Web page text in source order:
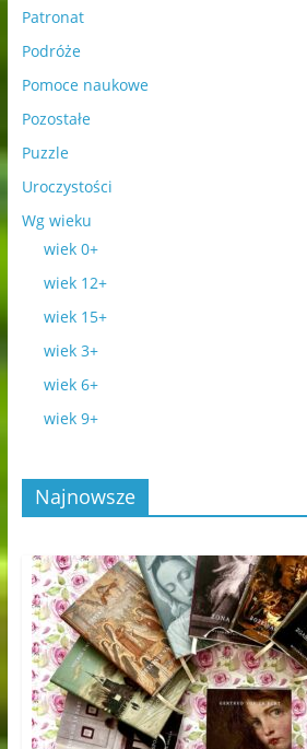
Patronat
Podróże
Pomoce naukowe
Pozostałe
Puzzle
Uroczystości
Wg wieku
wiek 0+
wiek 12+
wiek 15+
wiek 3+
wiek 6+
wiek 9+
Najnowsze